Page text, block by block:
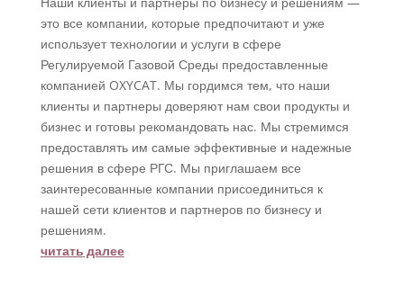
это все компании, которые предпочитают и уже
использует технологии и услуги в сфере
Регулируемой Газовой Среды предоставленные
компанией OXYCAT. Мы гордимся тем, что наши
клиенты и партнеры доверяют нам свои продукты и
бизнес и готовы рекомандовать нас. Мы стремимся
предоставлять им самые эффективные и надежные
решения в сфере РГС. Мы приглашаем все
заинтересованные компании присоединиться к
нашей сети клиентов и партнеров по бизнесу и
решениям.
читать далее